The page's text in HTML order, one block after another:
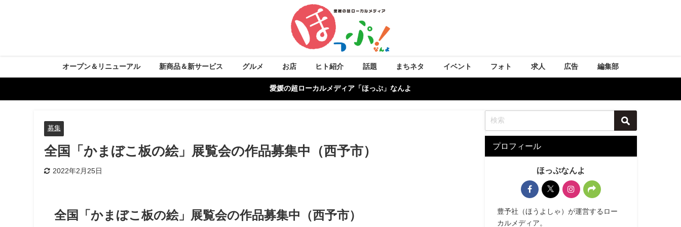
オープン＆リニューアル 新商品＆新サービス グルメ お店 ヒト紹介 話題 まちネタ イベント フォト 求人 広告 編集部
愛媛の超ローカルメディア「ほっぷ」なんよ
募集
全国「かまぼこ板の絵」展覧会の作品募集中（西予市）
2022年2月25日
全国「かまぼこ板の絵」展覧会の作品募集中（西予市）
プロフィール
ほっぷなんよ
豊予社（ほうよしゃ）が運営するロー
カルメディア。